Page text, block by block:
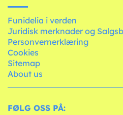
Funidelia i verden
Juridisk merknader og
Personvernerklæring
Cookies
Sitemap
About us
FØLG OSS PÅ: